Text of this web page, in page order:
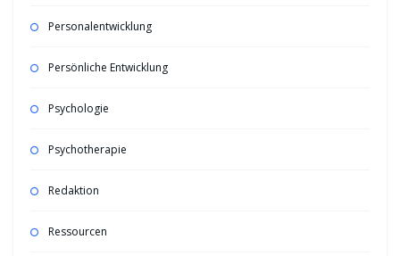
Personalentwicklung
Persönliche Entwicklung
Psychologie
Psychotherapie
Redaktion
Ressourcen